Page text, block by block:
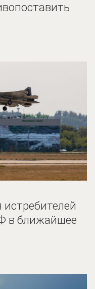
истребителей
в ближайшее